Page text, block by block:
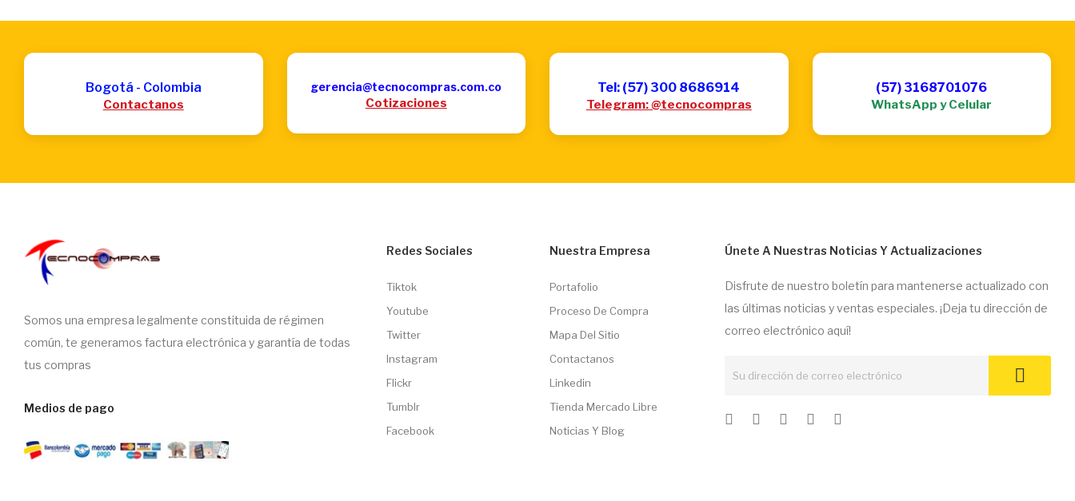
Bogotá - Colombia
Contactanos
gerencia@tecnocompras.com.co
Cotizaciones
Tel: (57) 300 8686914
Telegram: @tecnocompras
(57) 3168701076
WhatsApp y Celular
Somos una empresa legalmente constituida de régimen
común, te generamos factura electrónica y garantía de todas
tus compras
Medios de pago
Redes Sociales
Tiktok
Youtube
Twitter
Instagram
Flickr
Tumblr
Facebook
Nuestra Empresa
Portafolio
Proceso De Compra
Mapa Del Sitio
Contactanos
Linkedin
Tienda Mercado Libre
Noticias Y Blog
Únete A Nuestras Noticias Y Actualizaciones
Disfrute de nuestro boletín para mantenerse actualizado con
las últimas noticias y ventas especiales. ¡Deja tu dirección de
correo electrónico aquí!